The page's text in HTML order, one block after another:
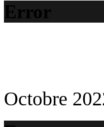
Error
Octobre